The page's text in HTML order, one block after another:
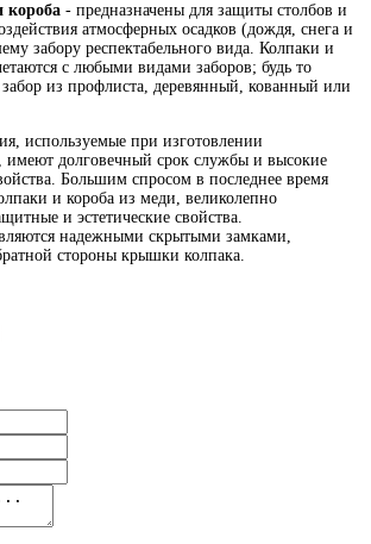
короба - предназначены для защиты столбов и
атмосферных осадков (дождя, снега и
забору респектабельного вида. Колпаки и
с любыми видами заборов; будь то
из профлиста, деревянный, кованный или
используемые при изготовлении
, имеют долговечный срок службы и высокие
Большим спросом в последнее время
и короба из меди, великолепно
и эстетические свойства.
надежными скрытыми замками,
стороны крышки колпака.